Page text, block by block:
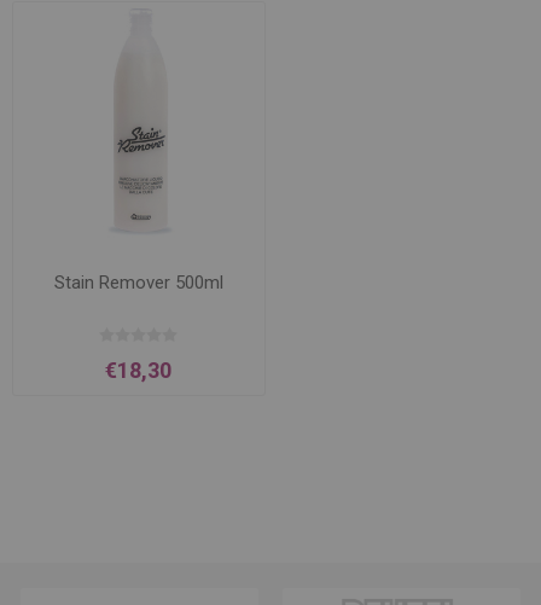
Stain Remover 500ml
€18,30